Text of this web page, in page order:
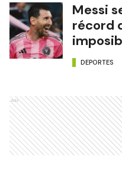
Messi
récord
DEPORTES
Ads